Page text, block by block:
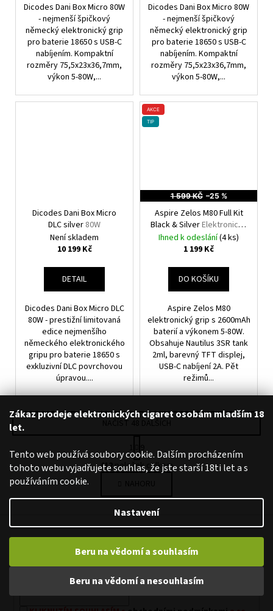
Zákaz prodeje elektronických cigaret osobám mladším 18
let.
Tento web používá soubory cookie. Dalším procházením
tohoto webu vyjadřujete souhlas, že jste starší 18ti let a s
používáním cookie.
Nastavení
Beru na vědomí a nesouhlasím
Beru na vědomí a souhlasím
Dicodes Dani Box Micro 80W
- nejmenší špičkový
německý elektronický grip
pro baterie 18650 s USB-C
nabíjením. Kompaktní
rozměry 75,5x23x36,7mm,
výkon 5-80W,...
Dicodes Dani Box Micro 80W
- nejmenší špičkový
německý elektronický grip
pro baterie 18650 s USB-C
nabíjením. Kompaktní
rozměry 75,5x23x36,7mm,
výkon 5-80W,...
Dicodes Dani Box Micro
DLC silver 80W
Není skladem
10 199 Kč
DETAIL
Dicodes Dani Box Micro DLC
80W - prestižní limitovaná
edice nejmenšího
německého elektronického
gripu pro baterie 18650 s
exkluzivní DLC povrchovou
úpravou....
AKCE
TIP
1 599 KČ –25 %
Aspire Zelos M80 Full Kit
Black & SilverElektronický
Grip
Ihned k odeslání(4 ks)
1 199 Kč
DO KOŠÍKU
Aspire Zelos M80
elektronický grip s 2600mAh
baterií a výkonem 5-80W.
Obsahuje Nautilus 3SR tank
2ml, barevný TFT displej,
USB-C nabíjení 2A. Pět
režimů...
O
V
Á
D
A
C
Í
P
R
V
T
R
Á
K
O
V
Á
N
Í
9
412položek celkem
Odebírat newsletter